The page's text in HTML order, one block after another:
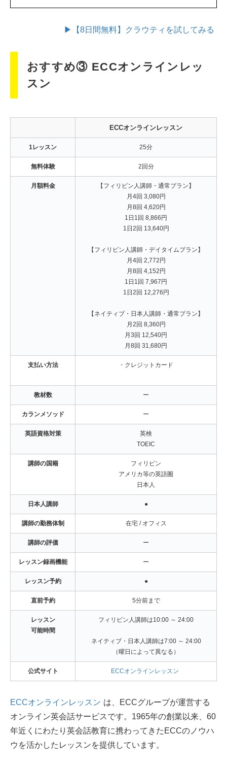
▶【8日間無料】クラウティを試してみる
おすすめ③ ECCオンラインレッ
スン
ECCオンラインレッスン
1レッスン 25分
無料体験 2回分
月額料金
【フィリピン人講師・通常プラン】
月4回 3,080円
月8回 4,620円
1日1回 8,866円
1日2回 13,640円
【フィリピン人講師・デイタイムプラン】
月4回 2,772円
月8回 4,152円
1日1回 7,967円
1日2回 12,276円
【ネイティブ・日本人講師・通常プラン】
月2回 8,360円
月3回 12,540円
月8回 31,680円
支払い方法 ・クレジットカード
教材数 ー
カランメソッド ー
英語資格対策
英検
TOEIC
講師の国籍
フィリピン
アメリカ等の英語圏
日本人
日本人講師 ●
講師の勤務体制 在宅 / オフィス
講師の評価 ー
レッスン録画機能 ー
レッスン予約 ●
直前予約 5分前まで
レッスン
可能時間
フィリピン人講師は10:00 ～ 24:00
ネイティブ・日本人講師は7:00 ～ 24:00
（曜日によって異なる）
公式サイト ECCオンラインレッスン
ECCオンラインレッスン は、ECCグループが運営する
オンライン英会話サービスです。1965年の創業以来、60
年近くにわたり英会話教育に携わってきたECCのノウハ
ウを活かしたレッスンを提供しています。